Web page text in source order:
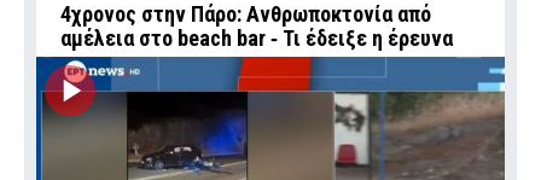
4χρονος στην Πάρο: Ανθρωποκτονία από
αμέλεια στο beach bar ‑ Τι έδειξε η έρευνα